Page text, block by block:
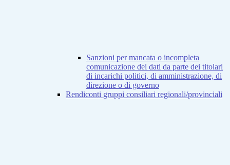
Sanzioni per mancata o incompleta
comunicazione dei dati da parte dei titolari
di incarichi politici, di amministrazione, di
direzione o di governo
Rendiconti gruppi consiliari regionali/provinciali